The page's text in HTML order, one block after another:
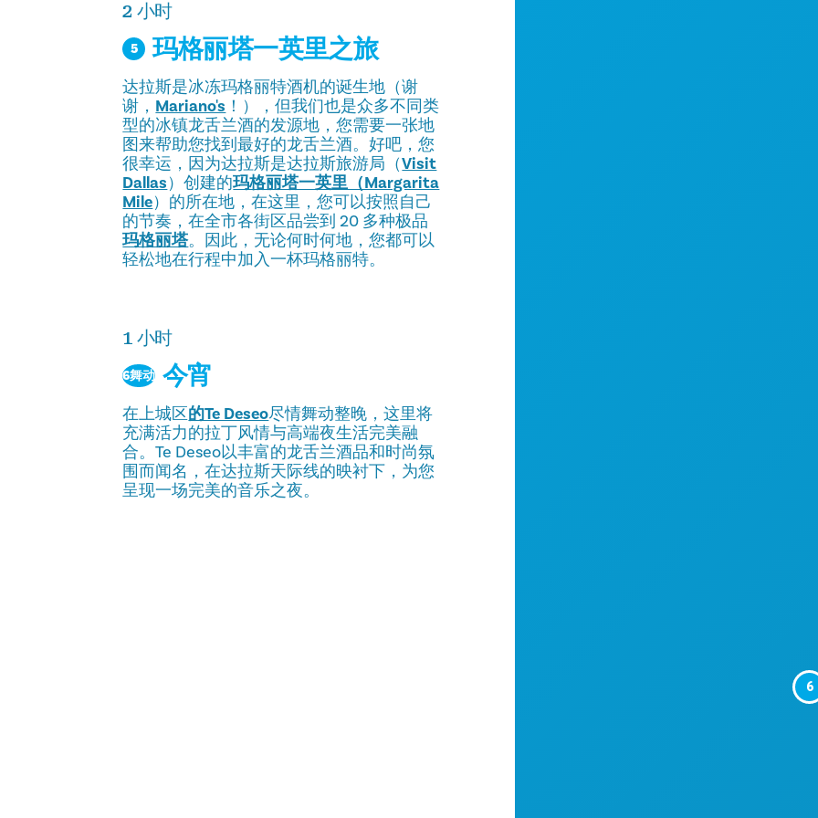
2 小时
5 玛格丽塔一英里之旅
达拉斯是冰冻玛格丽特酒机的诞生地（谢
谢， Mariano's ！），但我们也是众多不同类
型的冰镇龙舌兰酒的发源地，您需要一张地
图来帮助您找到最好的龙舌兰酒。好吧，您
很幸运，因为达拉斯是达拉斯旅游局（Visit
Dallas）创建的玛格丽塔一英里（Margarita
Mile）的所在地，在这里，您可以按照自己
的节奏，在全市各街区品尝到 20 多种极品
玛格丽塔。因此，无论何时何地，您都可以
轻松地在行程中加入一杯玛格丽特。
1 小时
6舞动 今宵
在上城区的Te Deseo尽情舞动整晚，这里将
充满活力的拉丁风情与高端夜生活完美融
合。Te Deseo以丰富的龙舌兰酒品和时尚氛
围而闻名，在达拉斯天际线的映衬下，为您
呈现一场完美的音乐之夜。
6